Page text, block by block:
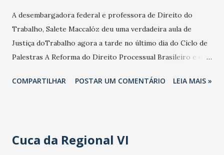
A desembargadora federal e professora de Direito do
Trabalho, Salete Maccalóz deu uma verdadeira aula de
Justiça doTrabalho agora a tarde no último dia do Ciclo de
Palestras A Reforma do Direito Processual Brasileiro e do
de Droit Militaire et de Drioit de la Guerre, na Fábrica de
a falta de celeridade na Justiça do Trabalho, apesar dela ser
COMPARTILHAR POSTAR UM COMENTÁRIO LEIA MAIS »
Cuca da Regional VI